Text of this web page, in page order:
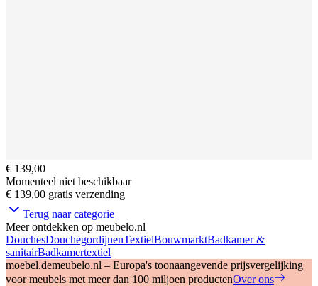
€ 139,00
Momenteel niet beschikbaar
€ 139,00 gratis verzending
Terug naar categorie
Meer ontdekken op meubelo.nl
DouchesDouchegordijnenTextielBouwmarktBadkamer &
sanitairBadkamertextiel
moebel.demeubelo.nl – Europa's toonaangevende prijsvergelijking
voor meubels met meer dan 100 miljoen productenOver ons